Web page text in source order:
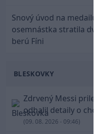
Snový úvod na
osemnástka stratila
berú Fíni
BLESKOVKY
Zdrvený Messi
odhalil detaily o
(09. 08. 2026 - 09:46)